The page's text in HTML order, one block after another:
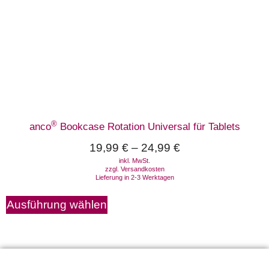
anco®Bookcase Rotation Universal für Tablets
19,99 €– 24,99 €
inkl. MwSt.
zzgl. Versandkosten
Lieferung in 2-3 Werktagen
Ausführung wählen